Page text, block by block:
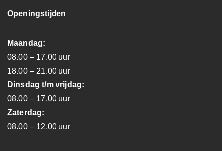
Openingstijden
Maandag:
08.00 – 17.00 uur
18.00 – 21.00 uur
Dinsdag t/m vrijdag:
08.00 – 17.00 uur
Zaterdag:
08.00 – 12.00 uur